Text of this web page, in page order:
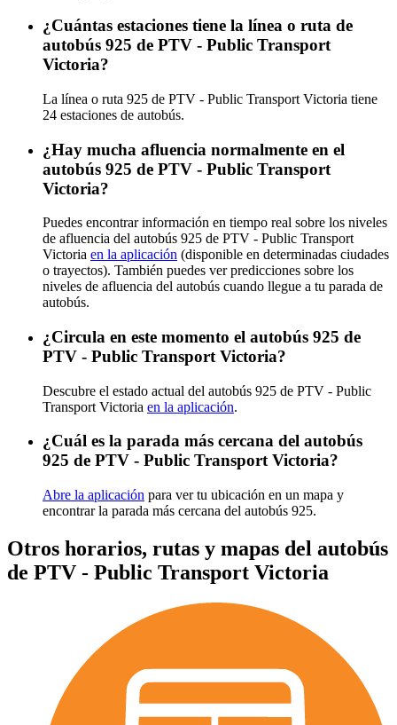
¿Cuántas estaciones tiene la línea o ruta de
autobús 925 de PTV - Public Transport
Victoria?
La línea o ruta 925 de PTV - Public Transport Victoria tiene
24 estaciones de autobús.
¿Hay mucha afluencia normalmente en el
autobús 925 de PTV - Public Transport
Victoria?
Puedes encontrar información en tiempo real sobre los niveles
de afluencia del autobús 925 de PTV - Public Transport
Victoria en la aplicación (disponible en determinadas ciudades
o trayectos). También puedes ver predicciones sobre los
niveles de afluencia del autobús cuando llegue a tu parada de
autobús.
¿Circula en este momento el autobús 925 de
PTV - Public Transport Victoria?
Descubre el estado actual del autobús 925 de PTV - Public
Transport Victoria en la aplicación.
¿Cuál es la parada más cercana del autobús
925 de PTV - Public Transport Victoria?
Abre la aplicación para ver tu ubicación en un mapa y
encontrar la parada más cercana del autobús 925.
Otros horarios, rutas y mapas del autobús
de PTV - Public Transport Victoria